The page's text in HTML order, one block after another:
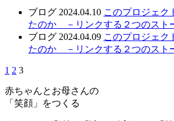
ブログ 2024.04.10 このプロジェク
たのか －リンクする２つのスト
ブログ 2024.04.09 このプロジェク
たのか －リンクする２つのスト
1 2 3
赤ちゃんとお母さんの
「笑顔」をつくる